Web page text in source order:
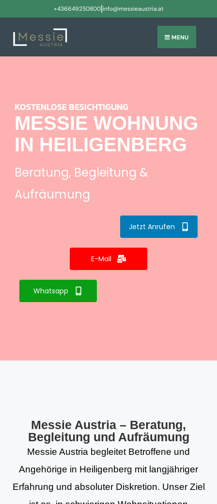
+436649250800|info@messieaustria.at
MENU
KOSTENLOSE BESICHTIGUNG
MESSIE WOHNUNG
IN HEILIGENBERG
Beratung, Begleitung &
Aufräumung
Jetzt Anrufen
E-Mail
Whatsapp
Messie Austria – Beratung,
Begleitung und Aufräumung
Messie Austria begleitet Betroffene und
Angehörige in Heiligenberg mit langjähriger
Erfahrung und absoluter Diskretion. Unser Ziel